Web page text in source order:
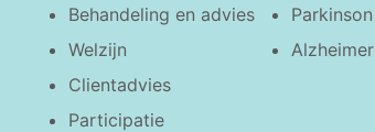
Behandeling en advies
Welzijn
Clientadvies
Participatie
Parkinson
Alzheimer